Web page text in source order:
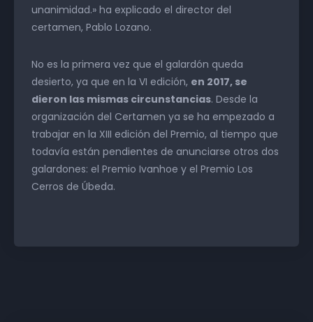
unanimidad.» ha explicado el director del
certamen, Pablo Lozano.
No es la primera vez que el galardón queda
desierto, ya que en la VI edición, en 2017, se
dieron las mismas circunstancias. Desde la
organización del Certamen ya se ha empezado a
trabajar en la XIII edición del Premio, al tiempo que
todavía están pendientes de anunciarse otros dos
galardones: el Premio Ivanhoe y el Premio Los
Cerros de Úbeda.